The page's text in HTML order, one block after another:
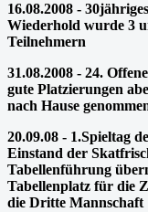
16.08.2008 -
Wiederhold wurde 3
Teilnehmern
31.08.2008 - 24.
gute Platzierungen
nach Hause
20.09.08 - 1.Spieltag
Einstand der
Tabellenführung
Tabellenplatz für die
die Dritte Mannschaft